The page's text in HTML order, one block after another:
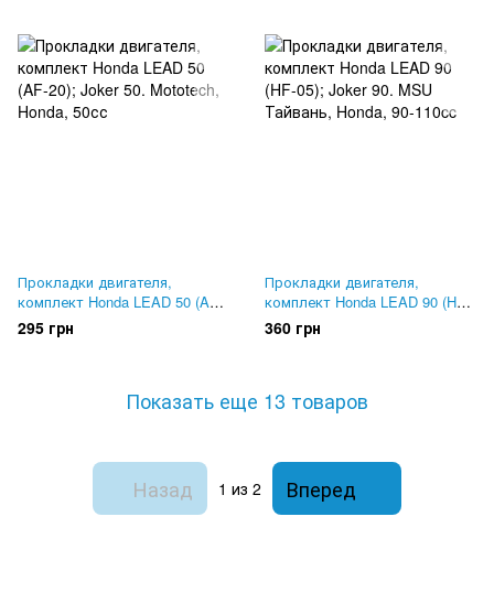
Прокладки двигателя,
комплект Honda LEAD 50 (AF-
20); Joker 50. Mototech
295 грн
Прокладки двигателя,
комплект Honda LEAD 90 (HF-
05); Joker 90. MSU Тайвань
360 грн
Показать еще 13 товаров
Назад 1 из 2 Вперед